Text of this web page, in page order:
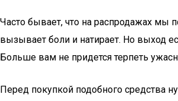
Часто бывает, что на распродажах мы
вызывает боли и натирает. Но выход
Больше вам не придется терпеть
Перед покупкой подобного средства